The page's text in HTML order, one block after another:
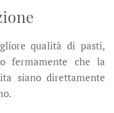
qualità di pasti,
fermamente che la
siano direttamente